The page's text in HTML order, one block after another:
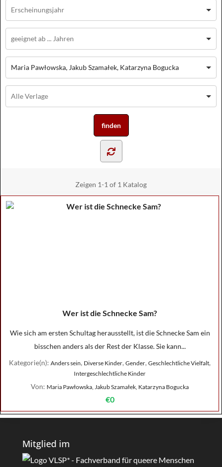
Maria Pawłowska, Jakub Szamałek, Katarzyna Bogucka
Zeigen 1-1 of 1 Katalog
Wer ist die Schnecke Sam?
Wie sich am ersten Schultag herausstellt, ist die Schnecke Sam ein
bisschen anders als der Rest der Klasse. Sie kann...
Kategorie(n): Anders sein, Diverse Kinder, Gender, Geschlechtliche Vielfalt,
Intergeschlechtliche Kinder
Von: Maria Pawłowska, Jakub Szamałek, Katarzyna Bogucka
€0
Mitglied im